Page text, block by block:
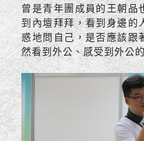
曾是青年團成員的王朝品
到內壇拜拜，看到身邊的
惑地問自己，是否應該跟
然看到外公、感受到外公